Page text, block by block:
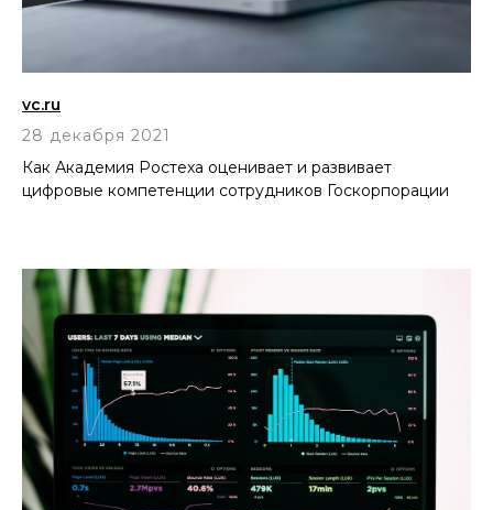
vc.ru
28 декабря 2021
Как Академия Ростеха оценивает и развивает
цифровые компетенции сотрудников Госкорпорации